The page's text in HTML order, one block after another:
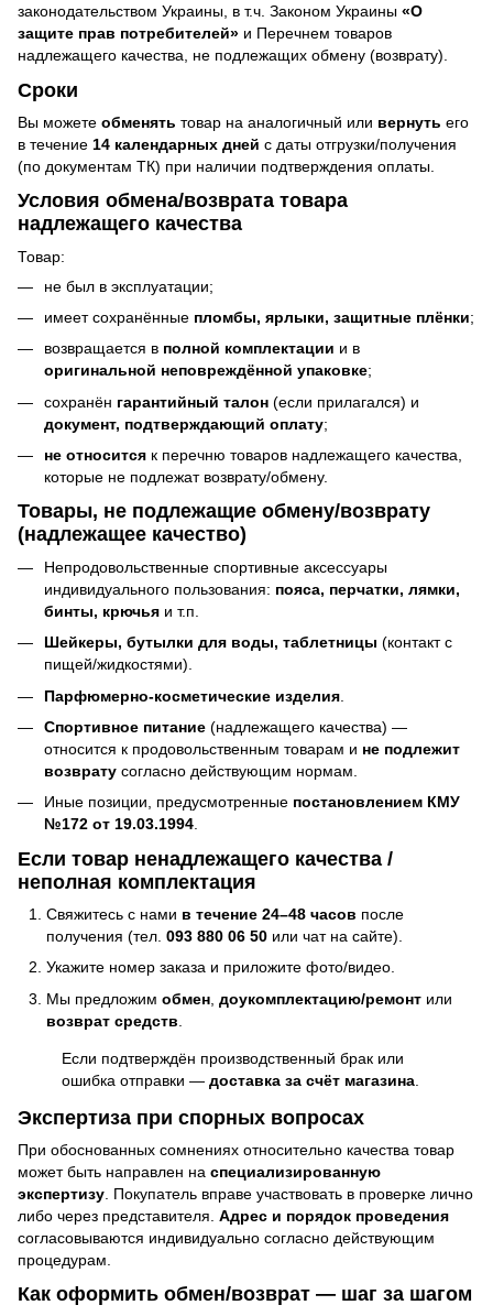
законодательством Украины, в т.ч. Законом Украины «О
защите прав потребителей» и Перечнем товаров
надлежащего качества, не подлежащих обмену (возврату).
Сроки
Вы можете обменять товар на аналогичный или вернуть его
в течение 14 календарных дней с даты отгрузки/получения
(по документам ТК) при наличии подтверждения оплаты.
Условия обмена/возврата товара
надлежащего качества
Товар:
не был в эксплуатации;
имеет сохранённые пломбы, ярлыки, защитные плёнки;
возвращается в полной комплектации и в
оригинальной неповреждённой упаковке;
сохранён гарантийный талон (если прилагался) и
документ, подтверждающий оплату;
не относится к перечню товаров надлежащего качества,
которые не подлежат возврату/обмену.
Товары, не подлежащие обмену/возврату
(надлежащее качество)
Непродовольственные спортивные аксессуары
индивидуального пользования: пояса, перчатки, лямки,
бинты, крючья и т.п.
Шейкеры, бутылки для воды, таблетницы (контакт с
пищей/жидкостями).
Парфюмерно-косметические изделия
Спортивное питание (надлежащего качества) —
относится к продовольственным товарам и не подлежит
возврату согласно действующим нормам.
Иные позиции, предусмотренные постановлением КМУ
№172 от 19.03.1994.
Если товар ненадлежащего качества /
неполная комплектация
Свяжитесь с нами в течение 24–48 часов после
получения (тел. 093 880 06 50 или чат на сайте).
Укажите номер заказа и приложите фото/видео.
Мы предложим обмен доукомплектацию/ремонт или
возврат средств
Если подтверждён производственный брак или
ошибка отправки — доставка за счёт магазина
Экспертиза при спорных вопросах
При обоснованных сомнениях относительно качества товар
может быть направлен на специализированную
экспертизу . Покупатель вправе участвовать в проверке лично
либо через представителя. Адрес и порядок проведения
согласовываются индивидуально согласно действующим
процедурам.
Как оформить обмен/возврат — шаг за шагом